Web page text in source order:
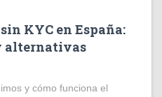
KYC en España:
alternativas
y cómo funciona el